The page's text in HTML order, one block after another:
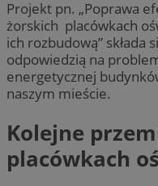
Projekt pn. „Poprawa
żorskich placówkach
ich rozbudową” składa
odpowiedzią na
energetycznej
naszym mieście.
Kolejne
placówkach